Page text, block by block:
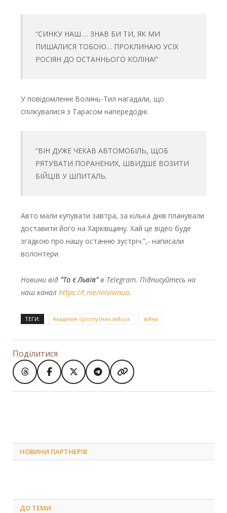
“СИНКУ НАШ…. ЗНАВ БИ ТИ, ЯК МИ
ПИШАЛИСЯ ТОБОЮ… ПРОКЛИНАЮ УСІХ
РОСІЯН ДО ОСТАННЬОГО КОЛІНА!”
У повідомленні Волинь-Тил нагадали, що
спілкувалися з Тарасом напередодні.
“ВІН ДУЖЕ ЧЕКАВ АВТОМОБІЛЬ, ЩОБ
РЯТУВАТИ ПОРАНЕНИХ, ШВИДШЕ ВОЗИТИ
БІЙЦІВ У ШПИТАЛЬ.
Авто мали купувати завтра, за кілька днів планували
доставити його на Харківщину. Хай це відео буде
згадкою про нашу останню зустріч.”,- написали
волонтери.
Новини від "То є Львів"в Telegram. Підписуйтесь на
наш канал https://t.me/inlvivinua.
ТЕГИ: Академія сухопутних військ війна
Поділитися
НОВИНИ ПАРТНЕРІВ
ДО ТЕМИ